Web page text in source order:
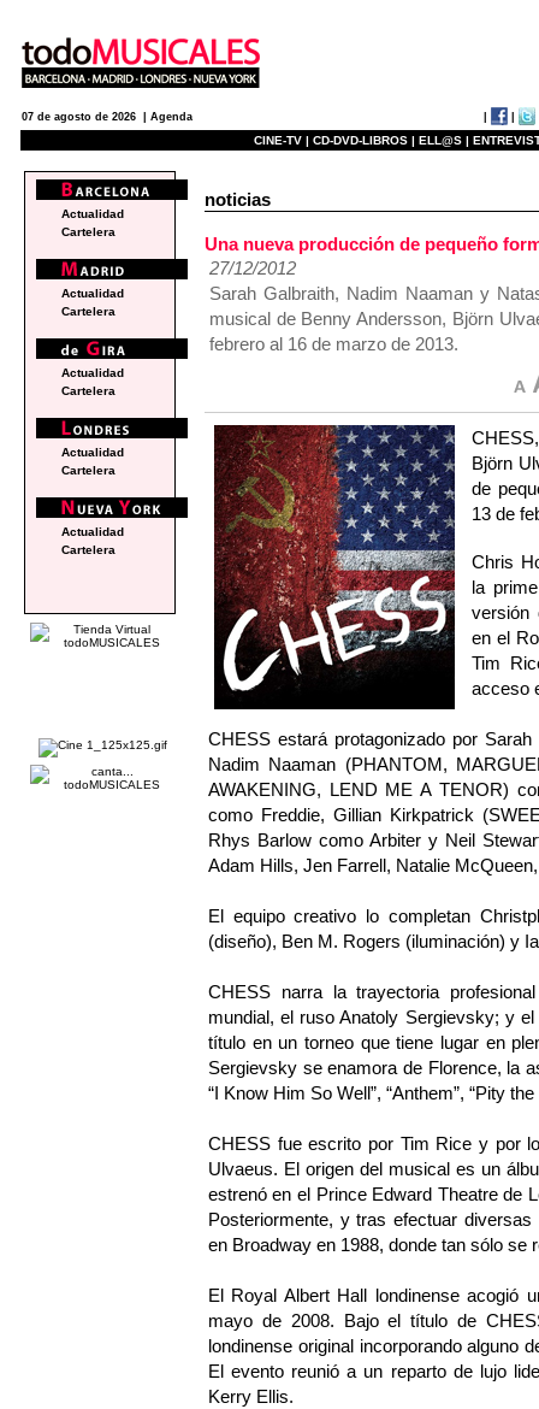
07 de agosto de 2026 | Agenda
CINE-TV | CD-DVD-LIBROS | ELL@S |
noticias
Una nueva producción de pequeño
27/12/2012
Sarah Galbraith, Nadim Naaman y
musical de Benny Andersson, Björn
febrero al 16 de marzo de 2013.
Björn
de
13 de
Chris
la
versión
en el
Tim
acceso
CHESS estará protagonizado por
Nadim Naaman (PHANTOM,
AWAKENING, LEND ME A TENOR)
como Freddie, Gillian Kirkpatrick
Rhys Barlow como Arbiter y Neil
Adam Hills, Jen Farrell, Natalie
El equipo creativo lo completan
(diseño), Ben M. Rogers (iluminación) y
CHESS narra la trayectoria
mundial, el ruso Anatoly Sergievsky; y
título en un torneo que tiene lugar en
Sergievsky se enamora de Florence, la
“I Know Him So Well”, “Anthem”, “Pity
CHESS fue escrito por Tim Rice y por
Ulvaeus. El origen del musical es un
estrenó en el Prince Edward Theatre de
Posteriormente, y tras efectuar
en Broadway en 1988, donde tan sólo se
El Royal Albert Hall londinense acogió
mayo de 2008. Bajo el título de
londinense original incorporando alguno
El evento reunió a un reparto de lujo
Kerry Ellis.
Actualidad
Cartelera
Actualidad
Cartelera
Actualidad
Cartelera
Actualidad
Cartelera
Actualidad
Cartelera